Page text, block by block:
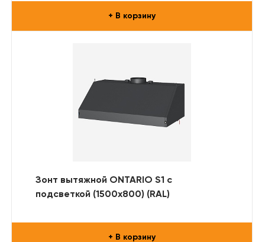
+ В корзину
Зонт вытяжной ONTARIO S1 с
подсветкой (1500x800) (RAL)
+ В корзину